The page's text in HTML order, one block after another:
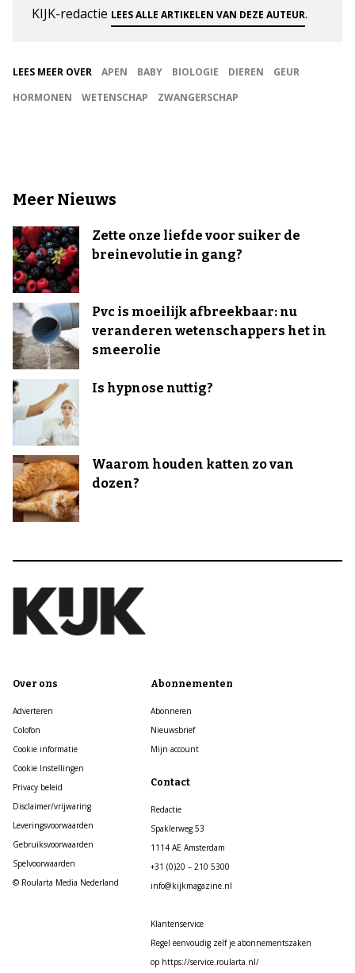
KIJK-redactie LEES ALLE ARTIKELEN VAN DEZE AUTEUR.
LEES MEER OVER APEN BABY BIOLOGIE DIEREN
GEUR
HORMONEN
WETENSCHAP ZWANGERSCHAP
Meer Nieuws
Zette onze liefde voor suiker de
breinevolutie in gang?
Pvc is moeilijk afbreekbaar: nu
veranderen wetenschappers het in
smeerolie
Is hypnose nuttig?
Waarom houden katten zo van
dozen?
Over ons
Adverteren
Colofon
Cookie informatie
Cookie Instellingen
Privacy beleid
Disclaimer/vrijwaring
Leveringsvoorwaarden
Gebruiksvoorwaarden
Spelvoorwaarden
© Roularta Media Nederland
Abonnementen
Abonneren
Nieuwsbrief
Mijn account
Contact
Redactie
Spaklerweg 53
1114 AE Amsterdam
+31 (0)20 – 210 5300
info@kijkmagazine.nl
Klantenservice
Regel eenvoudig zelf je abonnementszaken
op https://service.roularta.nl/